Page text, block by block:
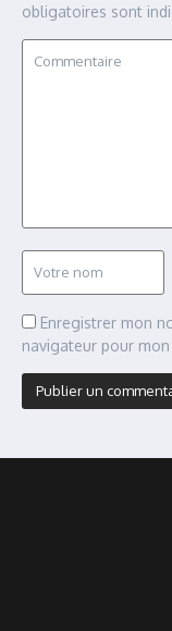
obligatoires sont
Enregistrer mon
navigateur pour